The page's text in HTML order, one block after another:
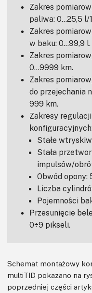
Zakres
paliwa: 0…25,5 l/
Zakres
w baku: 0…99,9 l.
Zakres
0…9999 km.
Zakres
do przejechania
999 km.
Zakresy
Stałe
Stała
impulsów/
Obwód opony:
Liczba
Pojemności
Przesunięcie
0÷9 pikseli.
Schemat montażowy
multiTID pokazano na
poprzedniej części